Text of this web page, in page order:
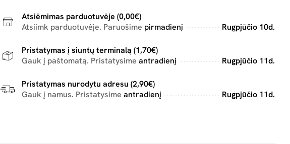
Atsiėmimas parduotuvėje (0,00€)
Atsiimk parduotuvėje. Paruošime pirmadienį Rugpjūčio 10d.
Pristatymas į siuntų terminalą (1,70€)
Gauk į paštomatą. Pristatysime antradienį Rugpjūčio 11d.
Pristatymas nurodytu adresu (2,90€)
Gauk į namus. Pristatysime antradienį Rugpjūčio 11d.